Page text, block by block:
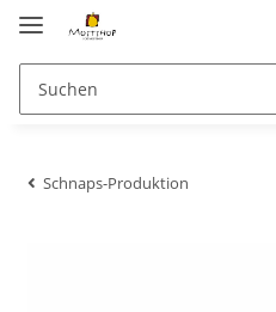
Schnaps-Produktion